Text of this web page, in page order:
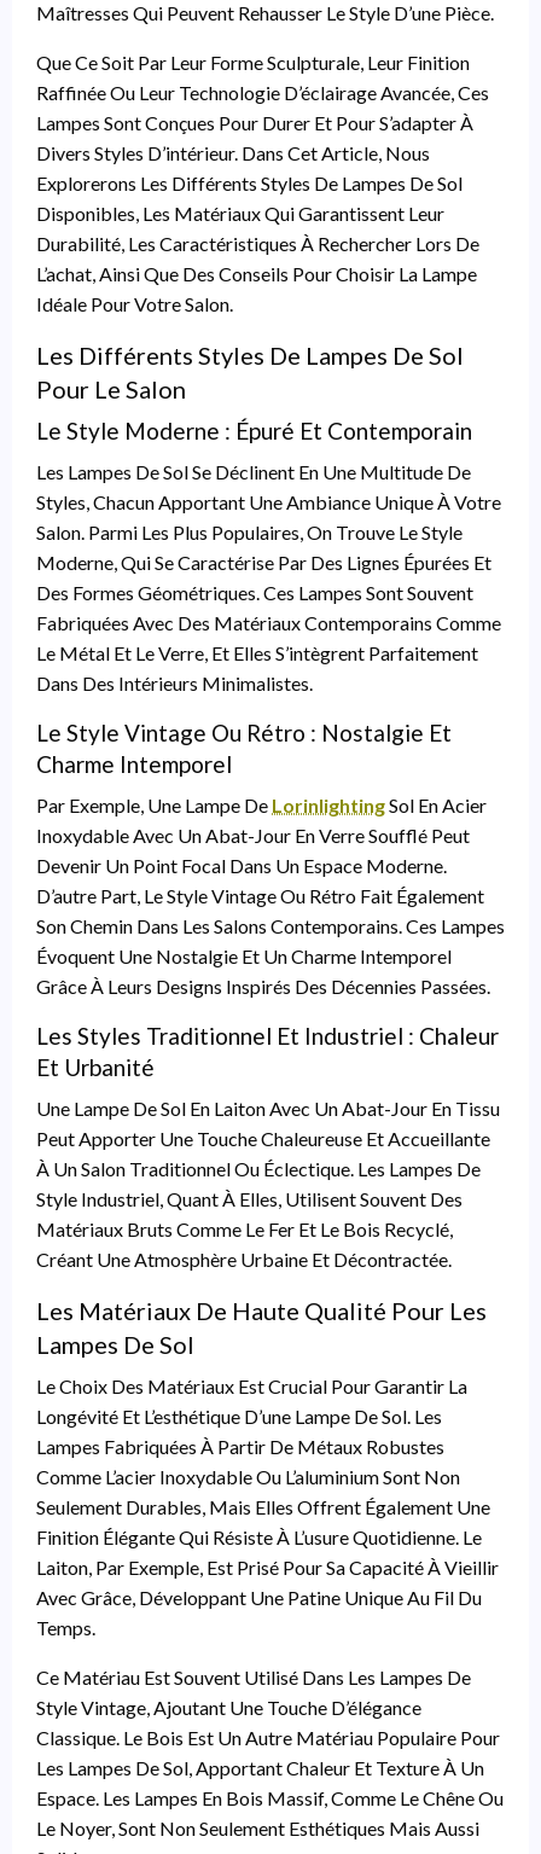
Maîtresses Qui Peuvent Rehausser Le Style D’une Pièce.
Que Ce Soit Par Leur Forme Sculpturale, Leur Finition
Raffinée Ou Leur Technologie D’éclairage Avancée, Ces
Lampes Sont Conçues Pour Durer Et Pour S’adapter À
Divers Styles D’intérieur. Dans Cet Article, Nous
Explorerons Les Différents Styles De Lampes De Sol
Disponibles, Les Matériaux Qui Garantissent Leur
Durabilité, Les Caractéristiques À Rechercher Lors De
L’achat, Ainsi Que Des Conseils Pour Choisir La Lampe
Idéale Pour Votre Salon.
Les Différents Styles De Lampes De Sol
Pour Le Salon
Le Style Moderne : Épuré Et Contemporain
Les Lampes De Sol Se Déclinent En Une Multitude De
Styles, Chacun Apportant Une Ambiance Unique À Votre
Salon. Parmi Les Plus Populaires, On Trouve Le Style
Moderne, Qui Se Caractérise Par Des Lignes Épurées Et
Des Formes Géométriques. Ces Lampes Sont Souvent
Fabriquées Avec Des Matériaux Contemporains Comme
Le Métal Et Le Verre, Et Elles S’intègrent Parfaitement
Dans Des Intérieurs Minimalistes.
Le Style Vintage Ou Rétro : Nostalgie Et
Charme Intemporel
Par Exemple, Une Lampe De LorinlightingSol En Acier
Inoxydable Avec Un Abat-Jour En Verre Soufflé Peut
Devenir Un Point Focal Dans Un Espace Moderne.
D’autre Part, Le Style Vintage Ou Rétro Fait Également
Son Chemin Dans Les Salons Contemporains. Ces Lampes
Évoquent Une Nostalgie Et Un Charme Intemporel
Grâce À Leurs Designs Inspirés Des Décennies Passées.
Les Styles Traditionnel Et Industriel : Chaleur
Et Urbanité
Une Lampe De Sol En Laiton Avec Un Abat-Jour En Tissu
Peut Apporter Une Touche Chaleureuse Et Accueillante
À Un Salon Traditionnel Ou Éclectique. Les Lampes De
Style Industriel, Quant À Elles, Utilisent Souvent Des
Matériaux Bruts Comme Le Fer Et Le Bois Recyclé,
Créant Une Atmosphère Urbaine Et Décontractée.
Les Matériaux De Haute Qualité Pour Les
Lampes De Sol
Le Choix Des Matériaux Est Crucial Pour Garantir La
Longévité Et L’esthétique D’une Lampe De Sol. Les
Lampes Fabriquées À Partir De Métaux Robustes
Comme L’acier Inoxydable Ou L’aluminium Sont Non
Seulement Durables, Mais Elles Offrent Également Une
Finition Élégante Qui Résiste À L’usure Quotidienne. Le
Laiton, Par Exemple, Est Prisé Pour Sa Capacité À Vieillir
Avec Grâce, Développant Une Patine Unique Au Fil Du
Temps.
Ce Matériau Est Souvent Utilisé Dans Les Lampes De
Style Vintage, Ajoutant Une Touche D’élégance
Classique. Le Bois Est Un Autre Matériau Populaire Pour
Les Lampes De Sol, Apportant Chaleur Et Texture À Un
Espace. Les Lampes En Bois Massif, Comme Le Chêne Ou
Le Noyer, Sont Non Seulement Esthétiques Mais Aussi